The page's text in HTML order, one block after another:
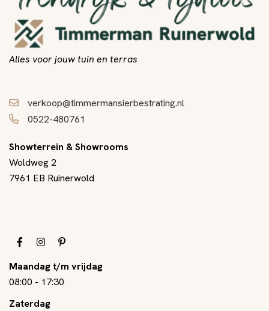
Alles voor jouw tuin en terras
verkoop@timmermansierbestrating.nl
0522-480761
Showterrein & Showrooms
Woldweg 2
7961 EB Ruinerwold
Maandag t/m vrijdag
08:00 - 17:30
Zaterdag